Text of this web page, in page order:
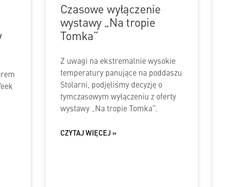
Czasowe wyłączenie
wystawy „Na tropie
Tomka”
Z uwagi na ekstremalnie wysokie
temperatury panujące na poddaszu
Stolarni, podjęliśmy decyzję o
tymczasowym wyłączeniu z oferty
wystawy „Na tropie Tomka”.
CZYTAJ WIĘCEJ »